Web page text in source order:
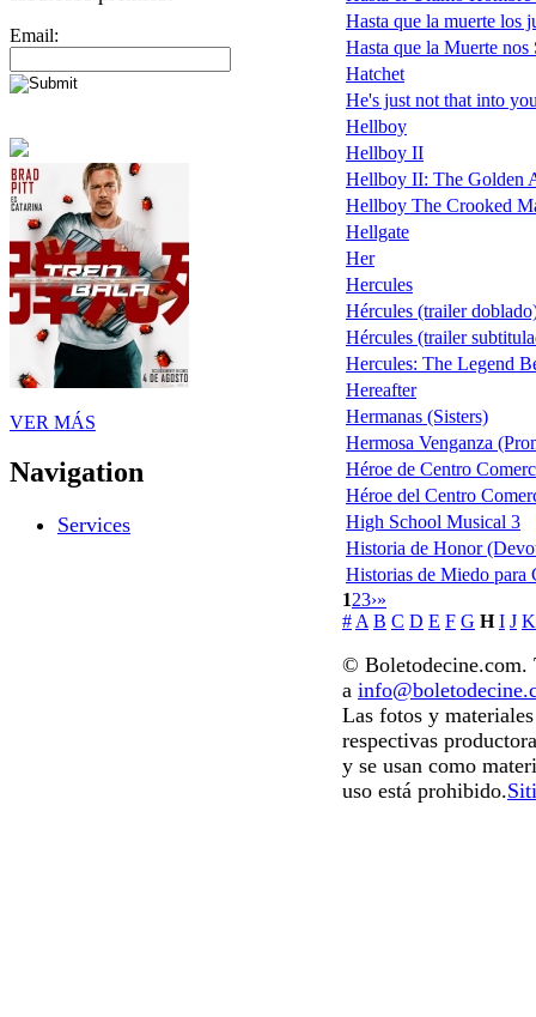
Email:
VER MÁS
Navigation
Services
Hasta que la muerte los
Hasta que la Muerte nos
Hatchet
He's just not that into
Hellboy
Hellboy II
Hellboy II: The Golden
Hellboy The Crooked
Hellgate
Her
Hercules
Hércules (trailer
Hércules (trailer
Hercules: The Legend
Hereafter
Hermanas (Sisters)
Hermosa Venganza
Héroe de Centro
Héroe del Centro
High School Musical 3
Historia de Honor
Historias de Miedo para
123›»
# A B C D E F G H I J K
© Boletodecine.com.
a
Las fotos y
respectivas
y se usan como
uso está prohibido.